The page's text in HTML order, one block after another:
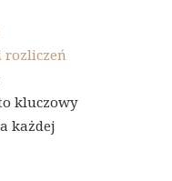
rozliczeń
kluczowy
każdej